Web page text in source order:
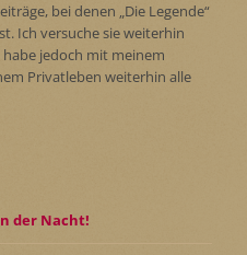
bei denen „Die Legende“
Ich versuche sie weiterhin
jedoch mit meinem
Privatleben weiterhin alle
der Nacht!